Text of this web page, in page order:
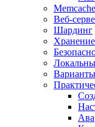
Веб-
Шардинг
Варианты